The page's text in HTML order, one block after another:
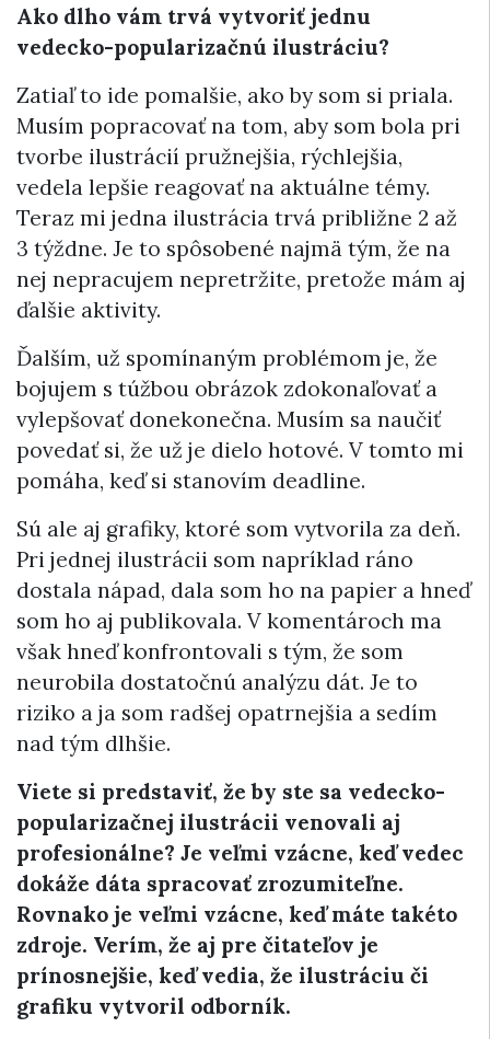
Ako dlho vám trvá vytvoriť jednu
vedecko-popularizačnú ilustráciu?
Zatiaľ to ide pomalšie, ako by som si priala.
Musím popracovať na tom, aby som bola pri
tvorbe ilustrácií pružnejšia, rýchlejšia,
vedela lepšie reagovať na aktuálne témy.
Teraz mi jedna ilustrácia trvá približne 2 až
3 týždne. Je to spôsobené najmä tým, že na
nej nepracujem nepretržite, pretože mám aj
ďalšie aktivity.
Ďalším, už spomínaným problémom je, že
bojujem s túžbou obrázok zdokonaľovať a
vylepšovať donekonečna. Musím sa naučiť
povedať si, že už je dielo hotové. V tomto mi
pomáha, keď si stanovím deadline.
Sú ale aj grafiky, ktoré som vytvorila za deň.
Pri jednej ilustrácii som napríklad ráno
dostala nápad, dala som ho na papier a hneď
som ho aj publikovala. V komentároch ma
však hneď konfrontovali s tým, že som
neurobila dostatočnú analýzu dát. Je to
riziko a ja som radšej opatrnejšia a sedím
nad tým dlhšie.
Viete si predstaviť, že by ste sa vedecko-
popularizačnej ilustrácii venovali aj
profesionálne? Je veľmi vzácne, keď vedec
dokáže dáta spracovať zrozumiteľne.
Rovnako je veľmi vzácne, keď máte takéto
zdroje. Verím, že aj pre čitateľov je
prínosnejšie, keď vedia, že ilustráciu či
grafiku vytvoril odborník.